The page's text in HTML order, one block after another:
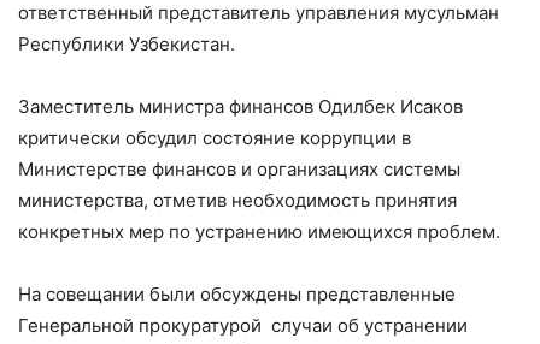
ответственный представитель управления мусульман
Республики Узбекистан.
Заместитель министра финансов Одилбек Исаков
критически обсудил состояние коррупции в
Министерстве финансов и организациях системы
министерства, отметив необходимость принятия
конкретных мер по устранению имеющихся проблем.
На совещании были обсуждены представленные
Генеральной прокуратурой случаи об устранении